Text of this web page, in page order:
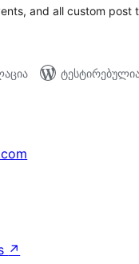
and all custom post
↗